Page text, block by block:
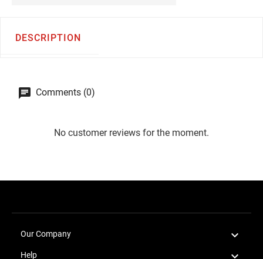
DESCRIPTION
Comments (0)
No customer reviews for the moment.
Our Company 
Help